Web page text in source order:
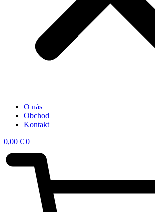
O nás
Obchod
Kontakt
0,00 € 0